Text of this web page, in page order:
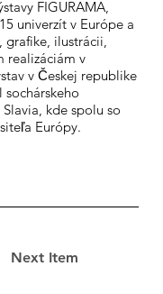
Next Item
FIGURAMA,
univerzít v Európe a
grafike, ilustrácii,
realizáciám v
v Českej republike
sochárskeho
kde spolu so
Európy.